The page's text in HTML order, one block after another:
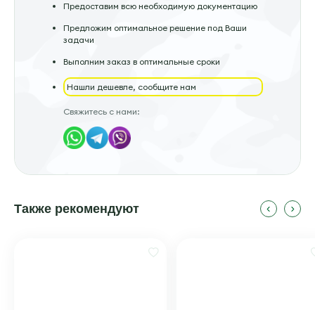
Предоставим всю необходимую документацию
Предложим оптимальное решение под Ваши
задачи
Выполним заказ в оптимальные сроки
Нашли дешевле, сообщите нам
Свяжитесь с нами:
Также рекомендуют